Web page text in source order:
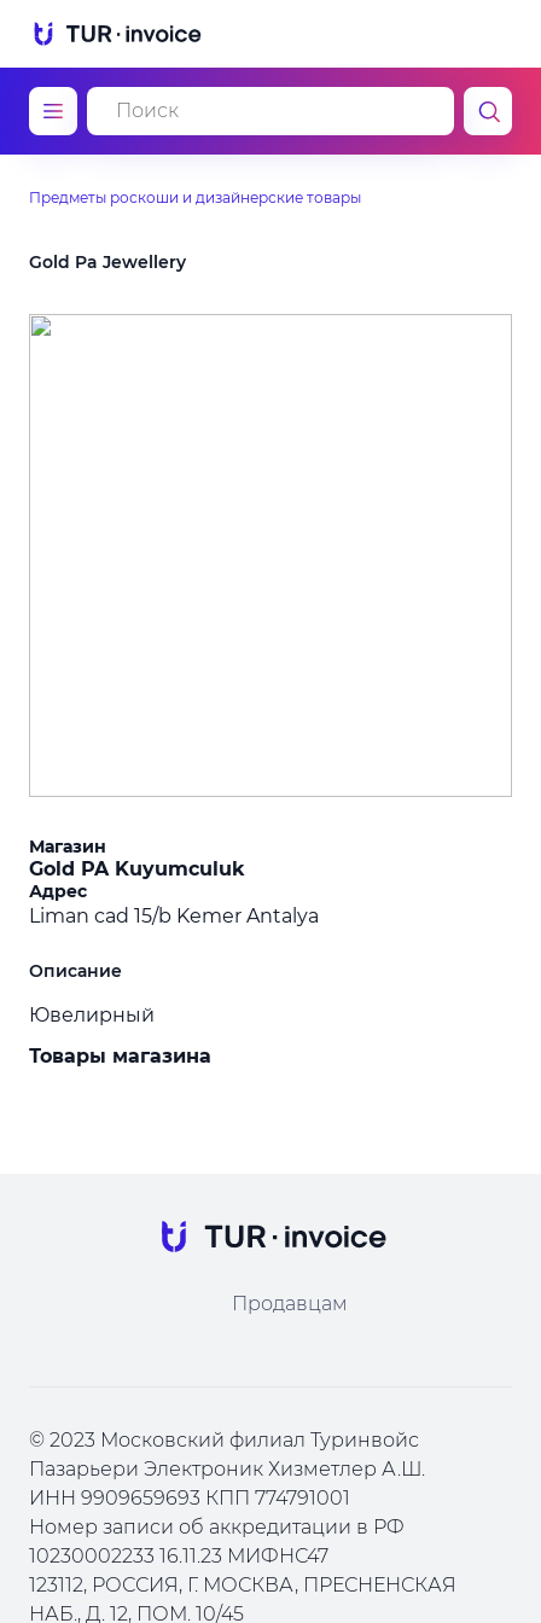
Предметы роскоши и дизайнерские товары
Gold Pa Jewellery
Магазин
Gold PA Kuyumculuk
Адрес
Liman cad 15/b Kemer Antalya
Описание
Ювелирный
Товары магазина
Продавцам
© 2023 Московский филиал Туринвойс
Пазарьери Электроник Хизметлер А.Ш.
ИНН 9909659693 КПП 774791001
Номер записи об аккредитации в РФ
10230002233 16.11.23 МИФНС47
123112, РОССИЯ, Г. МОСКВА, ПРЕСНЕНСКАЯ
НАБ., Д. 12, ПОМ. 10/45